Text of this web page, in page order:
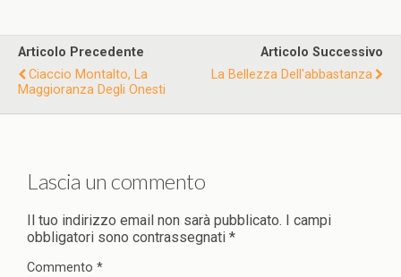
Articolo Precedente
Ciaccio Montalto, La
Maggioranza Degli Onesti
Articolo Successivo
La Bellezza Dell'abbastanza
Lascia un commento
Il tuo indirizzo email non sarà pubblicato.
I campi
obbligatori sono contrassegnati *
Commento *